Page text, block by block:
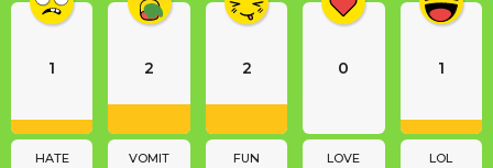
n
o
1
HATE
2
VOMIT
2
FUN
0
LOVE
1
LOL